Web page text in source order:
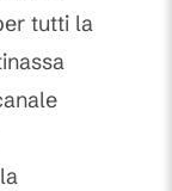
tutti la